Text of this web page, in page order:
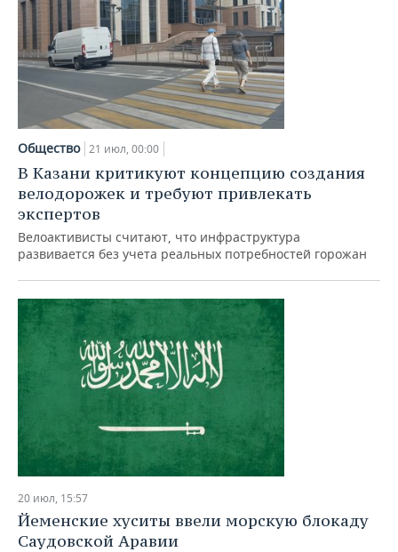
Общество 21 июл, 00:00
В Казани критикуют концепцию создания
велодорожек и требуют привлекать
экспертов
Велоактивисты считают, что инфраструктура
развивается без учета реальных потребностей горожан
20 июл, 15:57
Йеменские хуситы ввели морскую блокаду
Саудовской Аравии